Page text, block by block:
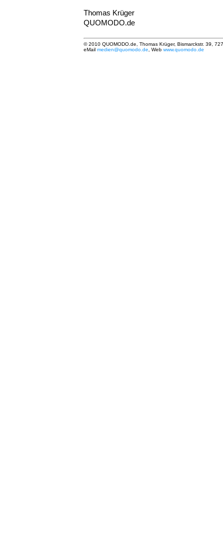
Thomas Krüger
QUOMODO.de
© 2010 QUOMODO.de, Thomas Krüger, Bismarckstr. 39,
eMail medien@quomodo.de , Web www.quomodo.de